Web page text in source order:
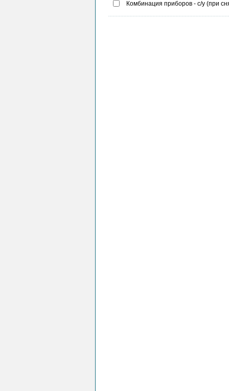
Комбинация приборов - с/у (при